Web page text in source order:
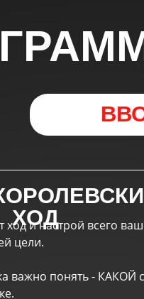
и настрой всего
цели.
важно понять -
ХОД